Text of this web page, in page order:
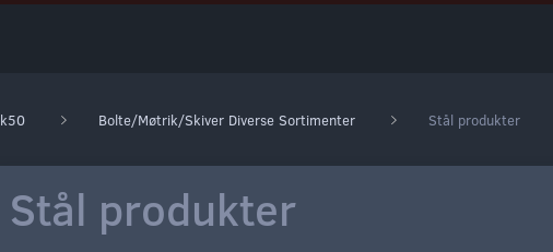
k50 Bolte/Møtrik/Skiver Diverse Sortimenter Stål produkter
Stål produkter